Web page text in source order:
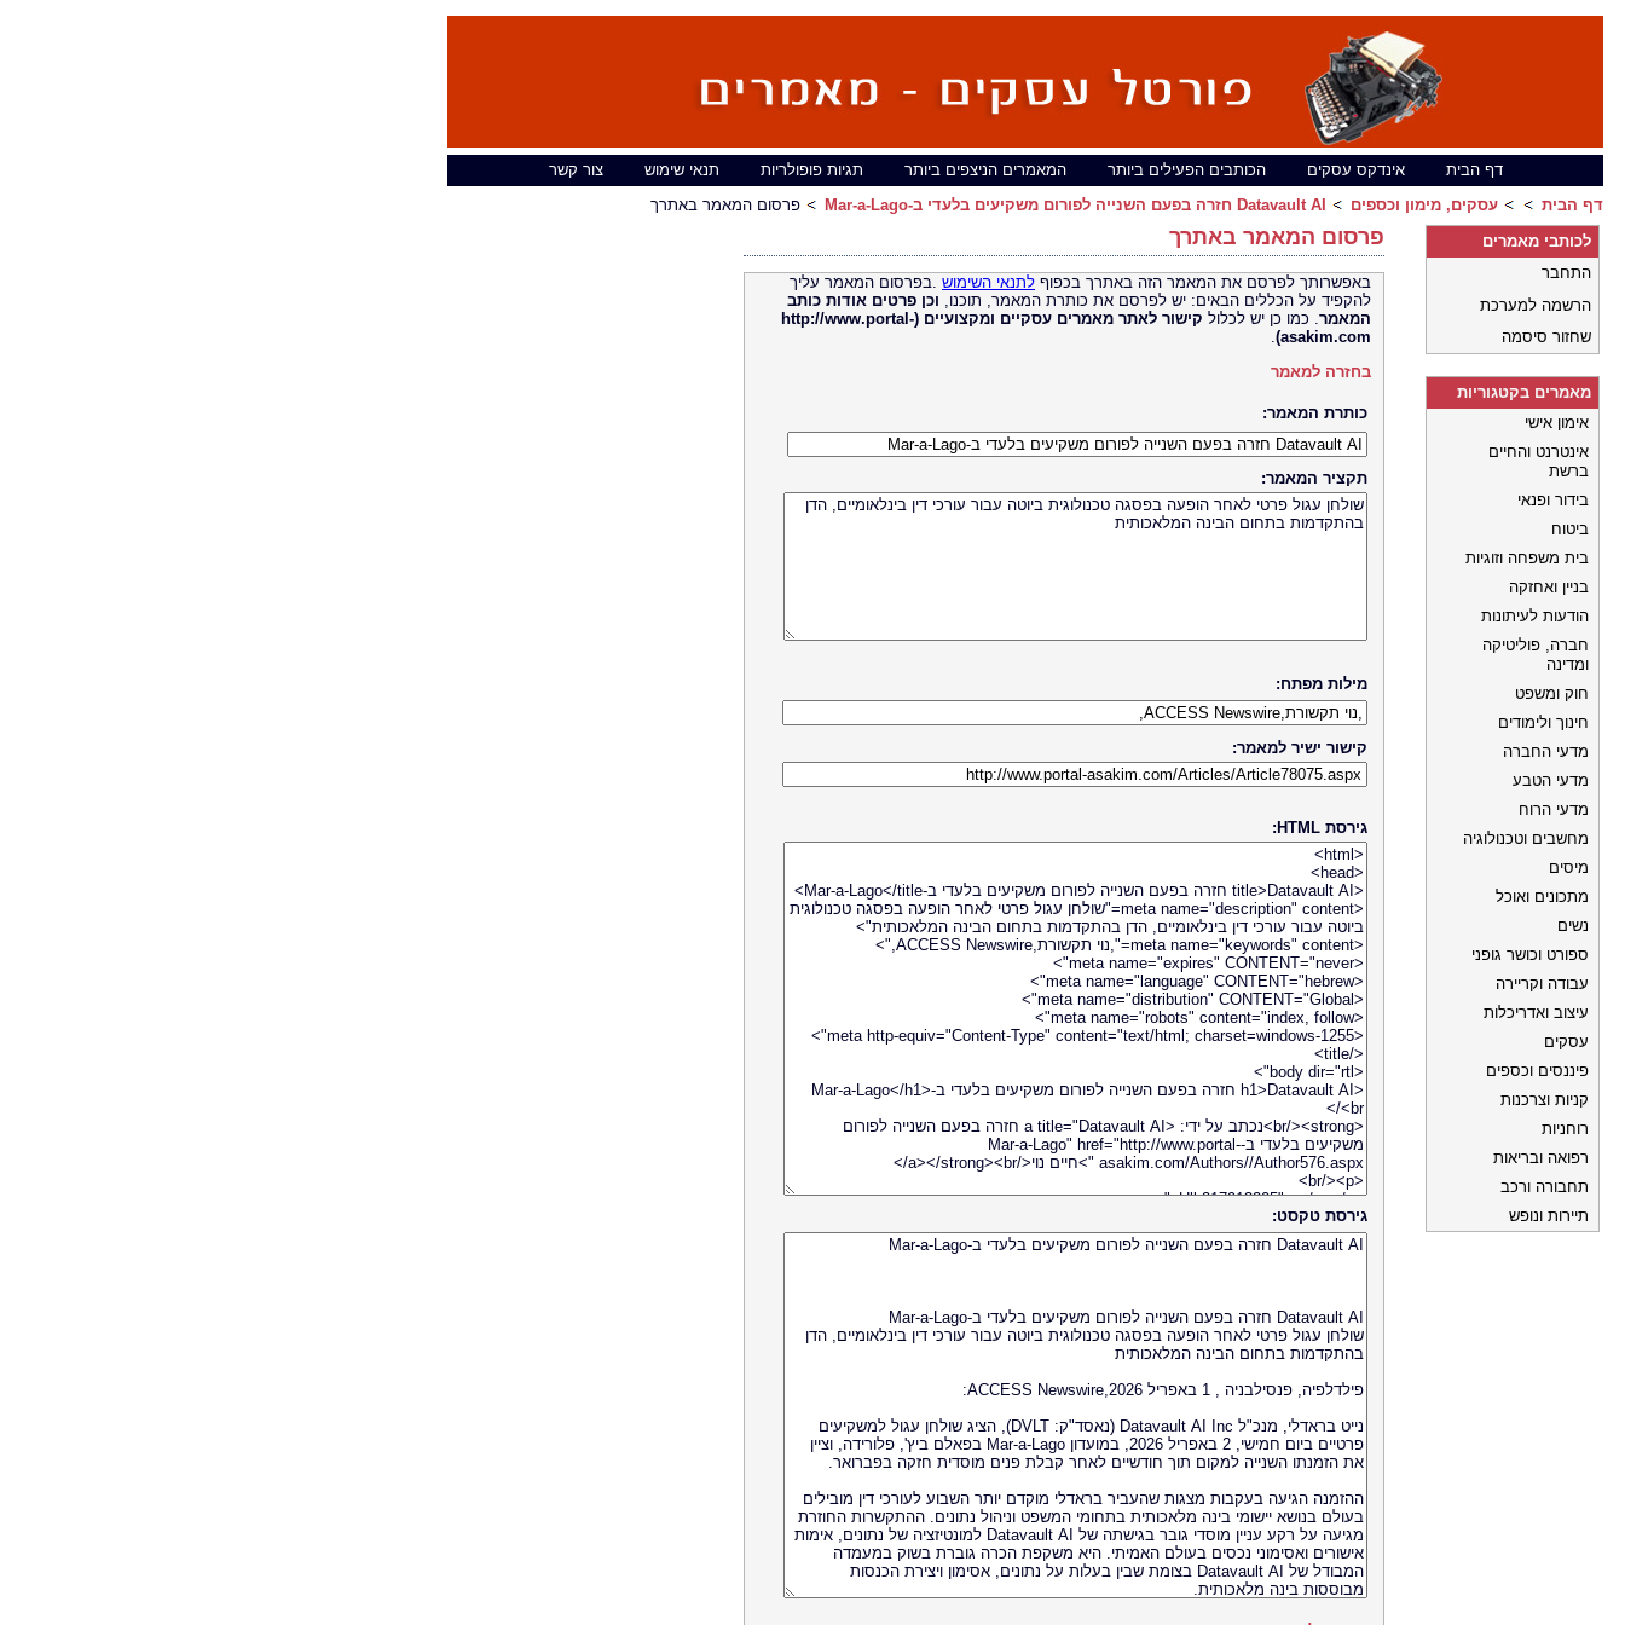
דף הבית אינדקס עסקים הכותבים הפעילים ביותר המאמרים הניצפים ביותר תגיות פופולריות תנאי שימוש
צור קשר
דף הבית
עסקים, מימון וכספים Datavault AI חזרה בפעם השנייה לפורום משקיעים בלעדי ב-Mar-a-Lago פרסום המאמר באתרך
פרסום המאמר באתרך
באפשרותך לפרסם את המאמר הזה באתרך בכפוף לתנאי השימוש .בפרסום המאמר עליך
להקפיד על הכללים הבאים: יש לפרסם את כותרת המאמר, תוכנו, וכן פרטים אודות כותב
המאמר. כמו כן יש לכלול קישור לאתר
מאמרים עסקיים ומקצועיים (http://www.portal-
asakim.com)
.
בחזרה למאמר
כותרת המאמר:
תקציר המאמר:
מילות מפתח:
קישור ישיר למאמר:
גירסת HTML:
גירסת טקסט:
לכותבי מאמרים
התחבר
הרשמה למערכת
שחזור סיסמה
מאמרים בקטגוריות
אימון אישי
אינטרנט והחיים
ברשת
בידור ופנאי
ביטוח
בית משפחה וזוגיות
בניין ואחזקה
הודעות לעיתונות
חברה, פוליטיקה
ומדינה
חוק ומשפט
חינוך ולימודים
מדעי החברה
מדעי הטבע
מדעי הרוח
מחשבים וטכנולוגיה
מיסים
מתכונים ואוכל
נשים
ספורט וכושר גופני
עבודה וקריירה
עיצוב ואדריכלות
עסקים
פיננסים וכספים
קניות וצרכנות
רוחניות
רפואה ובריאות
תחבורה ורכב
תיירות ונופש